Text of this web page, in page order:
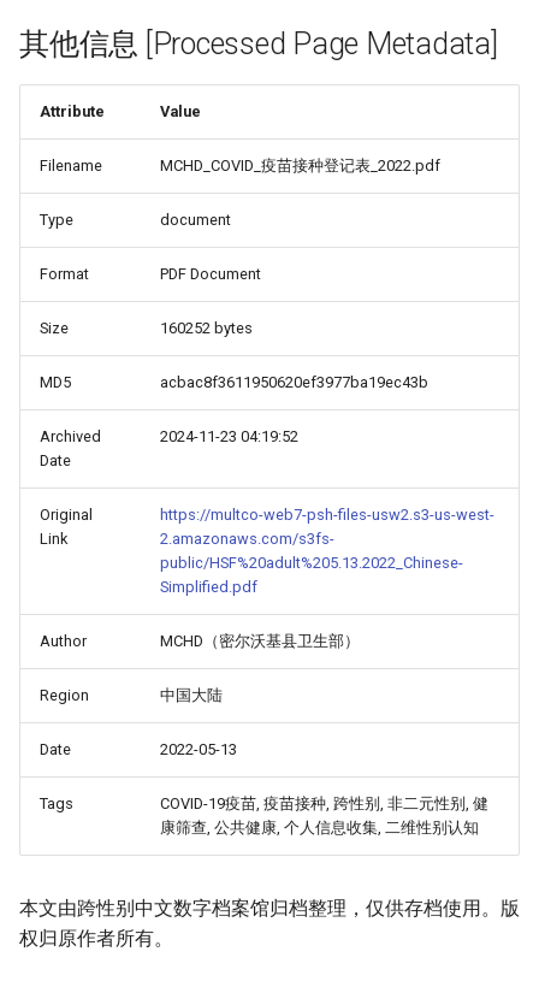
其他信息 [Processed Page Metadata]
Attribute Value
Filename MCHD_COVID_疫苗接种登记表_2022.pdf
Type document
Format PDF Document
Size 160252 bytes
MD5 acbac8f3611950620ef3977ba19ec43b
Archived
Date
2024-11-23 04:19:52
Original
Link
https://multco-web7-psh-files-usw2.s3-us-west-
2.amazonaws.com/s3fs-
public/HSF%20adult%205.13.2022_Chinese-
Simplified.pdf
Author MCHD（密尔沃基县卫生部）
Region 中国大陆
Date 2022-05-13
Tags
COVID-19疫苗, 疫苗接种, 跨性别, 非二元性别, 健
康筛查, 公共健康, 个人信息收集, 二维性别认知
本文由跨性别中文数字档案馆归档整理，仅供存档使用。版
权归原作者所有。